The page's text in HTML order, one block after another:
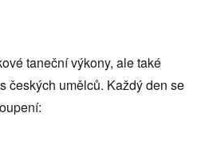
taneční výkony, ale také
českých umělců. Každý den se